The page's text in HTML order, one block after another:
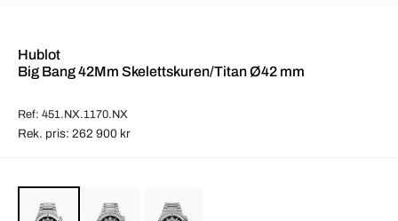
Hublot
Big Bang 42Mm Skelettskuren/Titan Ø42 mm
Ref: 451.NX.1170.NX
Rek. pris: 262 900 kr